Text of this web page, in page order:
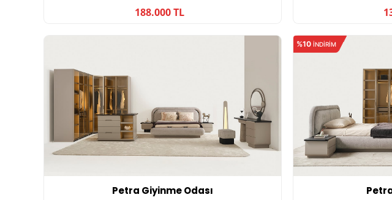
188.000 TL
Petra Giyinme Odası
%10INDIRIM